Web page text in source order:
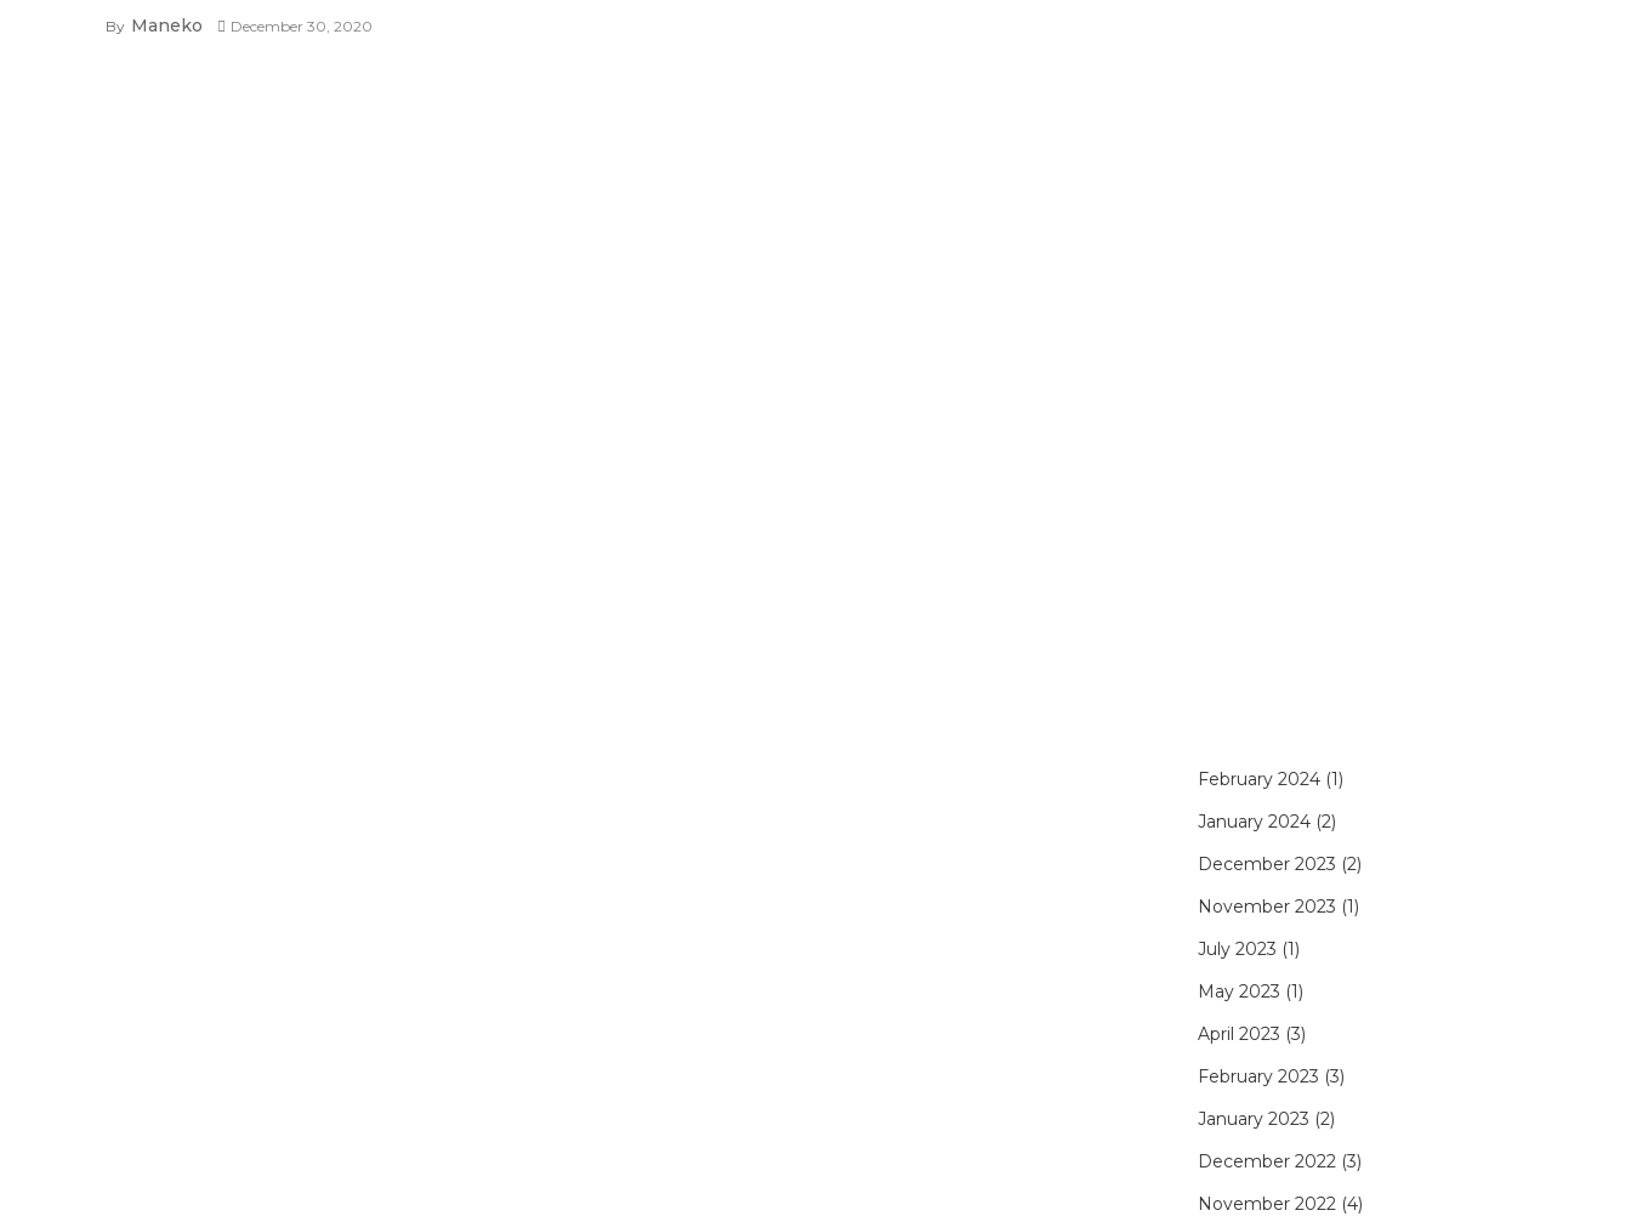
By Maneko December 30, 2020
February 2024 (1)
January 2024 (2)
December 2023 (2)
November 2023 (1)
July 2023 (1)
May 2023 (1)
April 2023 (3)
February 2023 (3)
January 2023 (2)
December 2022 (3)
November 2022 (4)